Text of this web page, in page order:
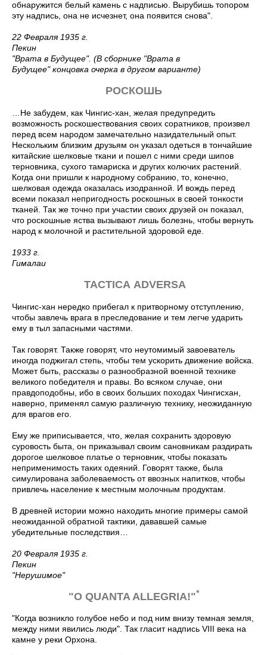
обнаружится белый камень с надписью. Вырубишь топором
эту надпись, она не исчезнет, она появится снова".
22 Февраля 1935 г.
Пекин
"Врата в Будущее". (В сборнике "Врата в
Будущее" концовка очерка в другом варианте)
РОСКОШЬ
…Не забудем, как Чингис-хан, желая предупредить
возможность роскошествования своих соратников, произвел
перед всем народом замечательно назидательный опыт.
Нескольким близким друзьям он указал одеться в тончайшие
китайские шелковые ткани и пошел с ними среди шипов
терновника, сухого тамариска и других колючих растений.
Когда они пришли к народному собранию, то, конечно,
шелковая одежда оказалась изодранной. И вождь перед
всеми показал непригодность роскошных в своей тонкости
тканей. Так же точно при участии своих друзей он показал,
что роскошные яства вызывают лишь болезнь, чтобы вернуть
народ к молочной и растительной здоровой еде.
1933 г.
Гималаи
ТАСТIСА ADVERSA
Чингис-хан нередко прибегал к притворному отступлению,
чтобы завлечь врага в преследование и тем легче ударить
ему в тыл запасными частями.
Так говорят. Также говорят, что неутомимый завоеватель
иногда поджигал степь, чтобы тем ускорить движение войска.
Может быть, рассказы о разнообразной военной технике
великого победителя и правы. Во всяком случае, они
правдоподобны, ибо в своих больших походах Чингисхан,
наверно, применял самую различную технику, неожиданную
для врагов его.
Ему же приписывается, что, желая сохранить здоровую
суровость быта, он приказывал своим сановникам раздирать
дорогое шелковое платье о терновник, чтобы показать
неприменимость таких одеяний. Говорят также, была
симулирована заболеваемость от ввозных напитков, чтобы
привлечь население к местным молочным продуктам.
В древней истории можно находить многие примеры самой
неожиданной обратной тактики, дававшей самые
убедительные последствия…
20 Февраля 1935 г.
Пекин
"Нерушимое"
"О QUANTA ALLEGRIA!"*
"Когда возникло голубое небо и под ним внизу темная земля,
между ними явились люди". Так гласит надпись VIII века на
камне у реки Орхона.